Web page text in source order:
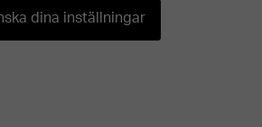
dina inställningar
Nödvändiga
Dessa kakor